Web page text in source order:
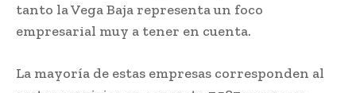
tanto la Vega Baja representa un foco
empresarial muy a tener en cuenta.
La mayoría de estas empresas corresponden al